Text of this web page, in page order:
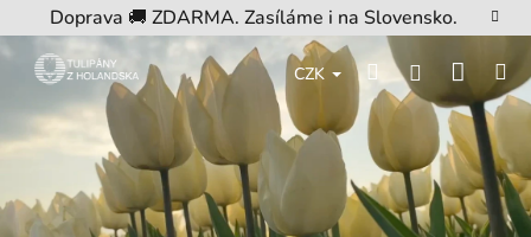
na
obsah
Doprava 🚚 ZDARMA. Zasíláme i na Slovensko.
CZK HledatPřihlášení
košík